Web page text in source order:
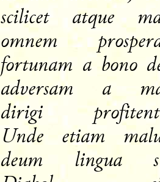
scilicet atque
omnem
fortunam a bono
adversam a
dirigi
Unde etiam
deum lingua